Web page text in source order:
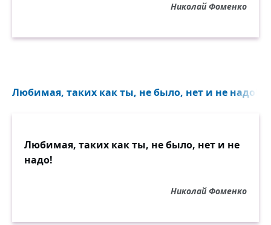
Николай Фоменко
Любимая, таких как ты, не было, нет и не надо!..
Любимая, таких как ты, не было, нет и не
надо!
Николай Фоменко